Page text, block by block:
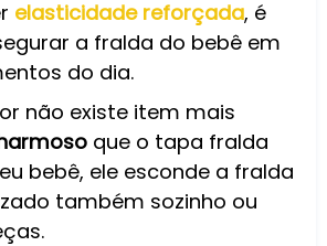
elasticidade reforçada, é
a fralda do bebê em
do dia.
não existe item mais
que o tapa fralda
bebê, ele esconde a fralda
também sozinho ou